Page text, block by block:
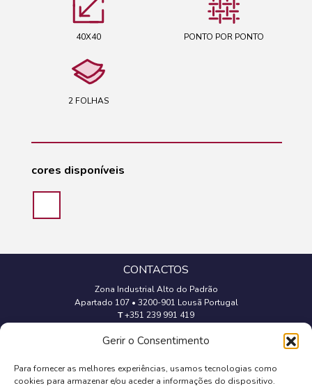
Gerir o Consentimento
Para fornecer as melhores experiências, usamos tecnologias como
cookies para armazenar e/ou aceder a informações do dispositivo.
40X40 PONTO POR PONTO
2 FOLHAS
cores disponíveis
CONTACTOS
Zona Industrial Alto do Padrão
Apartado 107 • 3200-901 Lousã Portugal
T+351 239 991 419
(Chamada para a rede fixa nacional)
geral@trevipapel.com